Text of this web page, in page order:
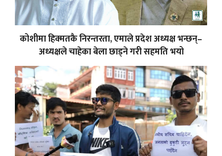
कोशीमा हिक्मतकै निरन्तरता, एमाले प्रदेश अध्यक्ष भन्छन्–
अध्यक्षले चाहेका बेला छाड्ने गरी सहमति भयो